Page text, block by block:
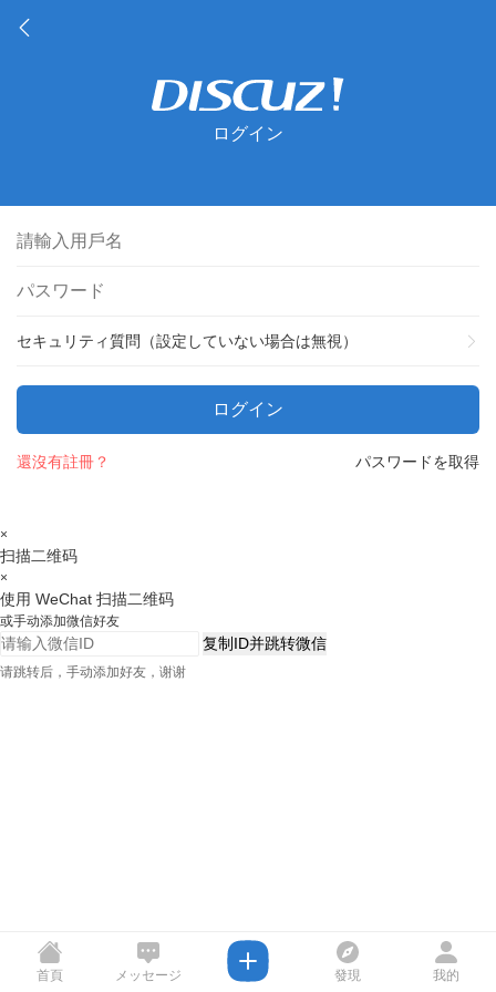
ログイン
セキュリティ質問（設定していない場合は無視）
ログイン
パスワードを取得
還沒有註冊？
×
扫描二维码
×
使用 WeChat 扫描二维码
或手动添加微信好友
复制ID并跳转微信
请跳转后，手动添加好友，谢谢
首頁 メッセージ 發現 我的